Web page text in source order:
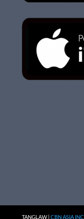
TANGLAW | CBN ASIA INC.